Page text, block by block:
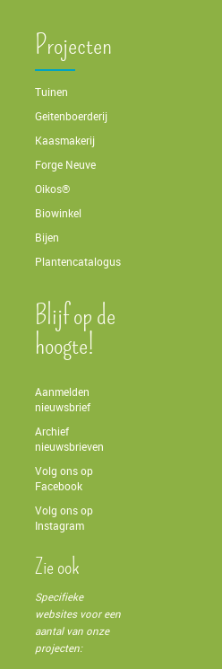
Projecten
Tuinen
Geitenboerderij
Kaasmakerij
Forge Neuve
Oikos®
Biowinkel
Bijen
Plantencatalogus
Blijf op de
hoogte!
Aanmelden
nieuwsbrief
Archief
nieuwsbrieven
Volg ons op
Facebook
Volg ons op
Instagram
Zie ook
Specifieke
websites voor een
aantal van onze
projecten: